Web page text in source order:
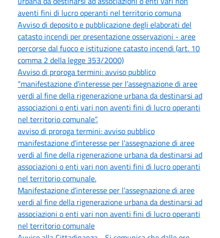
aventi fini di lucro operanti nel territorio comuna
Avviso di deposito e pubblicazione degli elaborati del
catasto incendi per presentazione osservazioni - aree
percorse dal fuoco e istituzione catasto incendi (art. 10
comma 2 della legge 353/2000)
Avviso di proroga termini: avviso pubblico
“manifestazione d’interesse per l’assegnazione di aree
verdi al fine della rigenerazione urbana da destinarsi ad
associazioni o enti vari non aventi fini di lucro operanti
nel territorio comunale”.
avviso di proroga termini: avviso pubblico
manifestazione d'interesse per l'assegnazione di aree
verdi al fine della rigenerazione urbana da destinarsi ad
associazioni o enti vari non aventi fini di lucro operanti
nel territorio comunale.
Manifestazione d’interesse per l’assegnazione di aree
verdi al fine della rigenerazione urbana da destinarsi ad
associazioni o enti vari non aventi fini di lucro operanti
nel territorio comunale